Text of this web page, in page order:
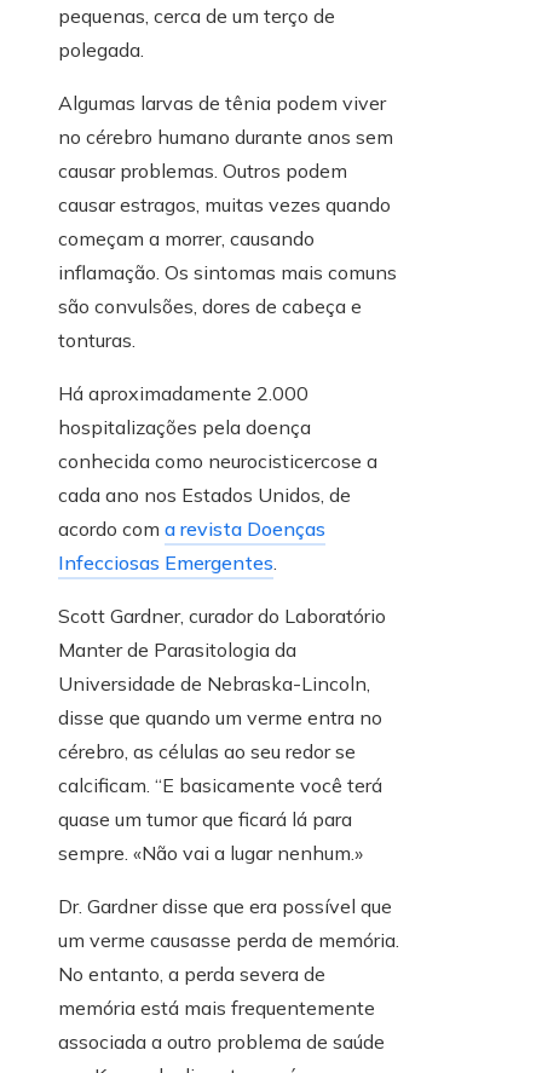
pequenas, cerca de um terço de
polegada.
Algumas larvas de tênia podem viver
no cérebro humano durante anos sem
causar problemas. Outros podem
causar estragos, muitas vezes quando
começam a morrer, causando
inflamação. Os sintomas mais comuns
são convulsões, dores de cabeça e
tonturas.
Há aproximadamente 2.000
hospitalizações pela doença
conhecida como neurocisticercose a
cada ano nos Estados Unidos, de
acordo com a revista Doenças
Infecciosas Emergentes.
Scott Gardner, curador do Laboratório
Manter de Parasitologia da
Universidade de Nebraska-Lincoln,
disse que quando um verme entra no
cérebro, as células ao seu redor se
calcificam. “E basicamente você terá
quase um tumor que ficará lá para
sempre. «Não vai a lugar nenhum.»
Dr. Gardner disse que era possível que
um verme causasse perda de memória.
No entanto, a perda severa de
memória está mais frequentemente
associada a outro problema de saúde